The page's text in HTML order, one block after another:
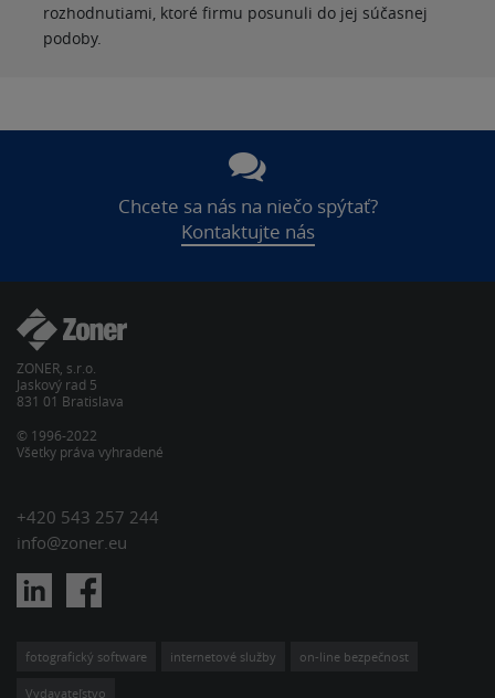
rozhodnutiami, ktoré firmu posunuli do jej súčasnej
podoby.
Chcete sa nás na niečo spýtať?
Kontaktujte nás
ZONER, s.r.o.
Jaskový rad 5
831 01 Bratislava
© 1996-2022
Všetky práva vyhradené
+420 543 257 244
info@zoner.eu
fotografický software internetové služby on-line bezpečnost
Vydavateľstvo